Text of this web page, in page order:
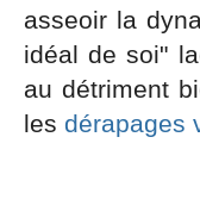
asseoir la
idéal de soi"
au détriment
les dérapages